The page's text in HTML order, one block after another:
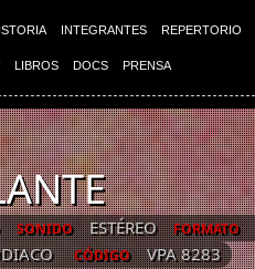
INTEGRANTES REPERTORIO
LIBROS DOCS PRENSA
SONIDO ESTÉREO
FORMATO
CÓDIGO VPA 8283